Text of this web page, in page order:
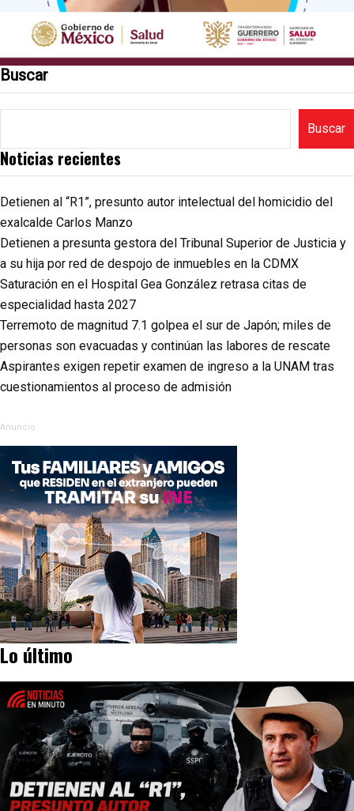
Buscar
Buscar
Noticias recientes
Detienen al “R1”, presunto autor intelectual del homicidio del
exalcalde Carlos Manzo
Detienen a presunta gestora del Tribunal Superior de Justicia y
a su hija por red de despojo de inmuebles en la CDMX
Saturación en el Hospital Gea González retrasa citas de
especialidad hasta 2027
Terremoto de magnitud 7.1 golpea el sur de Japón; miles de
personas son evacuadas y continúan las labores de rescate
Aspirantes exigen repetir examen de ingreso a la UNAM tras
cuestionamientos al proceso de admisión
Anuncio
Lo último